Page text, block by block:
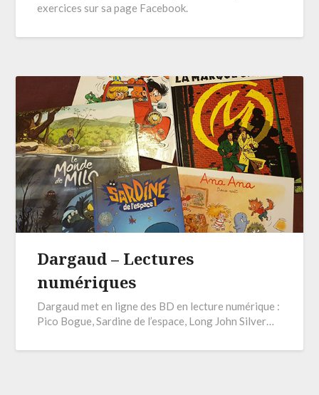
exercices sur sa page Facebook.
Dargaud – Lectures
numériques
Dargaud met en ligne des BD en lecture numérique :
Pico Bogue, Sardine de l’espace, Long John Silver…